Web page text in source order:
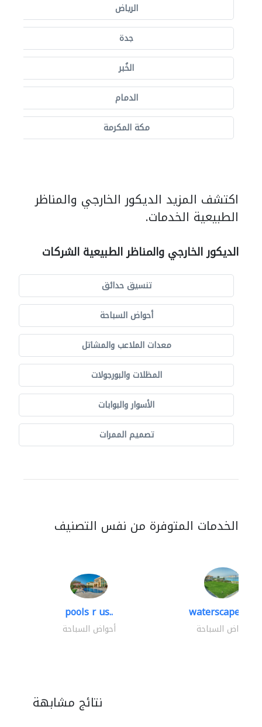
الرياض
جدة
الخُبر
الدمام
مكة المكرمة
اكتشف المزيد الديكور الخارجي والمناظر
الطبيعية الخدمات.
الديكور الخارجي والمناظر الطبيعية الشركات
تنسيق حدائق
أحواض السباحة
معدات الملاعب والمشاتل
المظلات والبورجولات
الأسوار والبوابات
تصميم الممرات
الخدمات المتوفرة من نفس التصنيف
pools r us..
أحواض السباحة
waterscapes llc
أحواض السباحة
نتائج مشابهة